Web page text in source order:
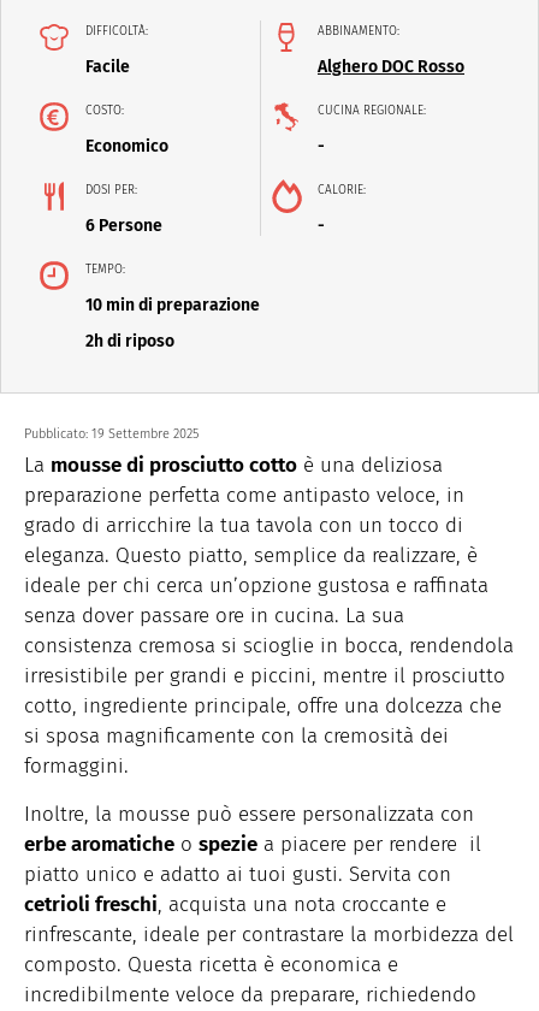
DIFFICOLTÀ:
Facile
ABBINAMENTO:
Alghero DOC Rosso
COSTO:
Economico
CUCINA REGIONALE:
-
DOSI PER:
6 Persone
CALORIE:
-
TEMPO:
10 min di preparazione
2h di riposo
Pubblicato: 19 Settembre 2025
La mousse di prosciutto cotto è una deliziosa
preparazione perfetta come antipasto veloce, in
grado di arricchire la tua tavola con un tocco di
eleganza. Questo piatto, semplice da realizzare, è
ideale per chi cerca un’opzione gustosa e raffinata
senza dover passare ore in cucina. La sua
consistenza cremosa si scioglie in bocca, rendendola
irresistibile per grandi e piccini, mentre il prosciutto
cotto, ingrediente principale, offre una dolcezza che
si sposa magnificamente con la cremosità dei
formaggini.
Inoltre, la mousse può essere personalizzata con
erbe aromatiche o spezie a piacere per rendere il
piatto unico e adatto ai tuoi gusti. Servita con
cetrioli freschi, acquista una nota croccante e
rinfrescante, ideale per contrastare la morbidezza del
composto. Questa ricetta è economica e
incredibilmente veloce da preparare, richiedendo